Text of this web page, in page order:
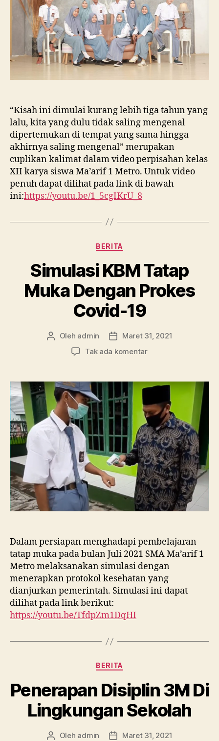
“Kisah ini dimulai kurang lebih tiga tahun yang
lalu, kita yang dulu tidak saling mengenal
dipertemukan di tempat yang sama hingga
akhirnya saling mengenal” merupakan
cuplikan kalimat dalam video perpisahan kelas
XII karya siswa Ma’arif 1 Metro. Untuk video
penuh dapat dilihat pada link di bawah
ini:https://youtu.be/1_5cgIKrU_8
Kategori
BERITA
Simulasi KBM Tatap
Muka Dengan Prokes
Covid-19
Penulis
artikel
Oleh admin
Tanggal
artikel
Maret 31, 2021
Tak ada komentarpada
Tatap
Dengan
Prokes
Covid-
19
Dalam persiapan menghadapi pembelajaran
tatap muka pada bulan Juli 2021 SMA Ma’arif 1
Metro melaksanakan simulasi dengan
menerapkan protokol kesehatan yang
dianjurkan pemerintah. Simulasi ini dapat
dilihat pada link berikut:
https://youtu.be/TfdpZm1DqHI
Kategori
BERITA
Penerapan Disiplin 3M Di
Lingkungan Sekolah
Penulis
Oleh admin
Tanggal
Maret 31, 2021